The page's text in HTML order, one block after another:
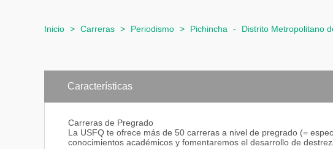
Inicio > Carreras > Periodismo > Pichincha - Distrito Metropolitano
Características
Carreras de Pregrado
La USFQ te ofrece más de 50 carreras a nivel de pregrado (=
conocimientos académicos y fomentaremos el desarrollo de